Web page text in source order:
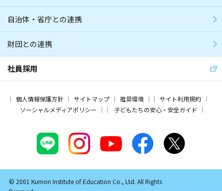
自治体・省庁との連携
財団との連携
社員採用
個人情報保護方針 サイトマップ 推奨環境
サイト利用規約
ソーシャルメディアポリシー
子どもたちの安心・安全ガイド
© 2001 Kumon Institute of Education Co., Ltd. All Rights